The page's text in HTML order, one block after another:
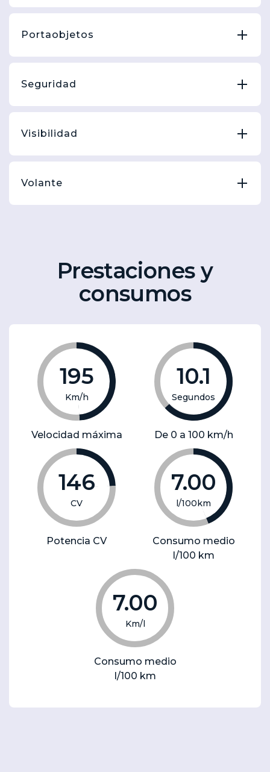
Portaobjetos
Seguridad
Visibilidad
Volante
Prestaciones y
consumos
195
Km/h
Velocidad máxima
10.1
Segundos
De 0 a 100 km/h
146
CV
Potencia CV
7.00
l/100km
Consumo medio
l/100 km
7.00
Km/l
Consumo medio
l/100 km